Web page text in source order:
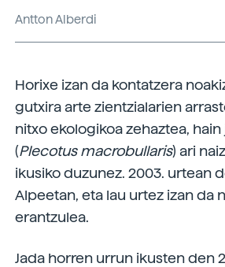
Antton Alberdi
Horixe izan da kontatzera
gutxira arte zientzialarien
nitxo ekologikoa zehaztea,
(Plecotus macrobullaris) ari
ikusiko duzunez. 2003. urtean
Alpeetan, eta lau urtez izan da
erantzulea.
Jada horren urrun ikusten den